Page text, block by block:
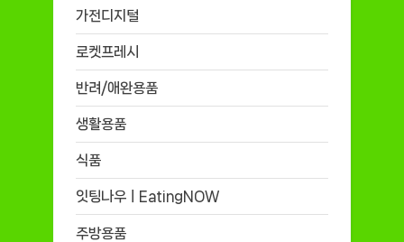
가전디지털
로켓프레시
반려/애완용품
생활용품
식품
잇팅나우ㅣEatingNOW
주방용품